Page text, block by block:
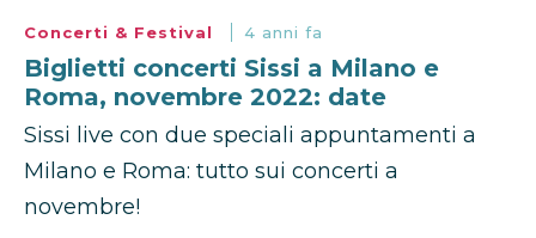
Concerti & Festival 4 anni fa
Biglietti concerti Sissi a Milano e
Roma, novembre 2022: date
Sissi live con due speciali appuntamenti a
Milano e Roma: tutto sui concerti a
novembre!